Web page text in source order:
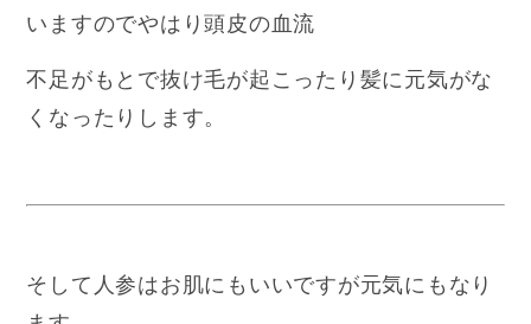
いますのでやはり頭皮の血流
不足がもとで抜け毛が起こったり髪に元気がな
くなったりします。
そして人参はお肌にもいいですが元気にもなり